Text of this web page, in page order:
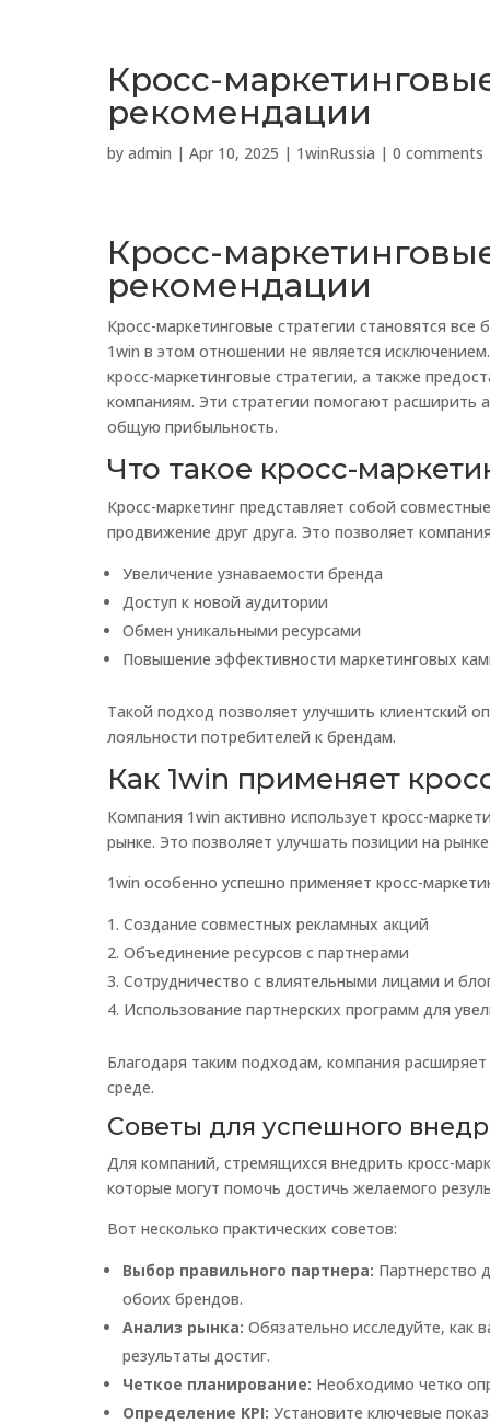
Кросс-
рекомендации
by admin | Apr 10, 2025 | 1winRussia | 0 comments
Кросс-
рекомендации
Кросс-маркетинговые стратегии становятся
1win в этом отношении не является
кросс-маркетинговые стратегии, а также
компаниям. Эти стратегии помогают расширить
общую прибыльность.
Что такое кросс-
Кросс-маркетинг представляет собой
продвижение друг друга. Это позволяет
Увеличение узнаваемости бренда
Доступ к новой аудитории
Обмен уникальными ресурсами
Повышение эффективности маркетинговых
Такой подход позволяет улучшить клиентский
лояльности потребителей к брендам.
Как 1win применяет
Компания 1win активно использует кросс-
рынке. Это позволяет улучшать позиции на
1win особенно успешно применяет кросс-
Создание совместных рекламных акций
Объединение ресурсов с партнерами
Сотрудничество с влиятельными лицами и
Использование партнерских программ для
Благодаря таким подходам, компания
среде.
Советы для успешного
Для компаний, стремящихся внедрить кросс-
которые могут помочь достичь желаемого
Вот несколько практических советов:
Выбор правильного партнера: Партнерство
обоих брендов.
Анализ рынка: Обязательно исследуйте, как
результаты достиг.
Четкое планирование: Необходимо четко
Определение KPI: Установите ключевые